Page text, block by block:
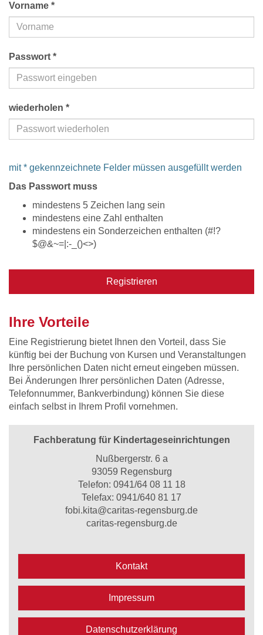
Vorname *
Passwort *
wiederholen *
mit * gekennzeichnete Felder müssen ausgefüllt werden
Das Passwort muss
mindestens 5 Zeichen lang sein
mindestens eine Zahl enthalten
mindestens ein Sonderzeichen enthalten (#!?
$@&~=|:-_()<>)
Registrieren
Ihre Vorteile
Eine Registrierung bietet Ihnen den Vorteil, dass Sie
künftig bei der Buchung von Kursen und Veranstaltungen
Ihre persönlichen Daten nicht erneut eingeben müssen.
Bei Änderungen Ihrer persönlichen Daten (Adresse,
Telefonnummer, Bankverbindung) können Sie diese
einfach selbst in Ihrem Profil vornehmen.
Fachberatung für Kindertageseinrichtungen
Nußbergerstr. 6 a
93059 Regensburg
Telefon: 0941/64 08 11 18
Telefax: 0941/640 81 17
fobi.kita@caritas-regensburg.de
caritas-regensburg.de
Kontakt
Impressum
Datenschutzerklärung